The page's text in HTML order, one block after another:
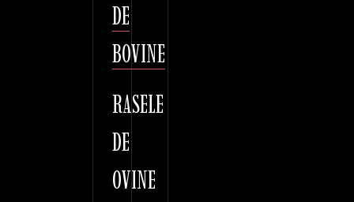
DE
BOVINE
RASELE
DE
OVINE